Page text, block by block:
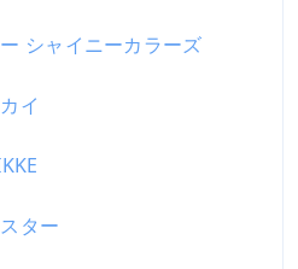
シャイニーカラーズ
イ
ター